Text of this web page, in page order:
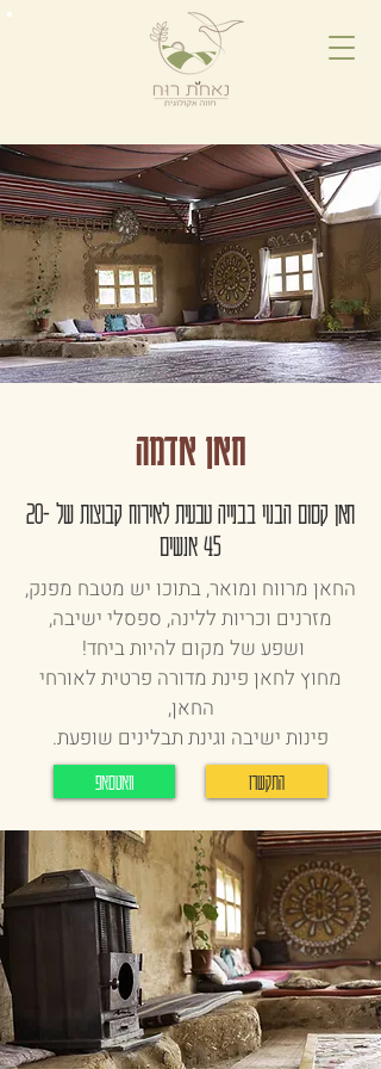
חאן אדמה
חאן קסום הבנוי בבנייה טבעית לאירוח קבוצות של 20-
45 אנשים
החאן מרווח ומואר, בתוכו יש מטבח מפנק,
מזרנים וכריות ללינה, ספסלי ישיבה,
ושפע של מקום להיות ביחד!
מחוץ לחאן פינת מדורה פרטית לאורחי
החאן,
פינות ישיבה וגינת תבלינים שופעת.
וואטסאפ התקשרו